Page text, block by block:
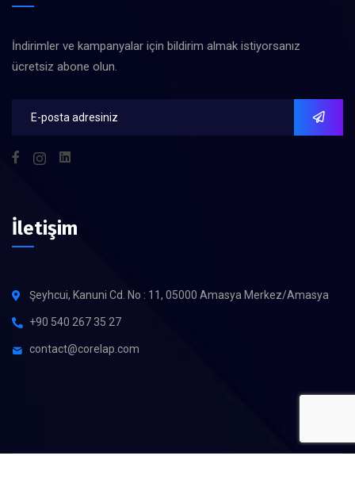
İndirimler ve kampanyalar için bildirim almak istiyorsanız
ücretsiz abone olun.
İletişim
Şeyhcui, Kanuni Cd. No : 11, 05000 Amasya Merkez/Amasya
+90 540 267 35 27
contact@corelap.com